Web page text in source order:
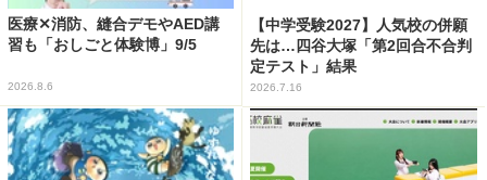
医療✕消防、縫合デモやAED講
習も「おしごと体験博」9/5
2026.8.6
【中学受験2027】人気校の併願
先は…四谷大塚「第2回合不合判
定テスト」結果
2026.7.16